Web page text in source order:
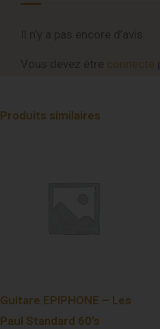
connecté
Produits similaires
Guitare EPIPHONE – Les
Paul Standard 60’s